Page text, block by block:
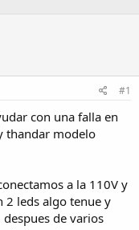
#1
con una falla en
thandar modelo
a la 110V y
2 leds algo tenue y
de varios